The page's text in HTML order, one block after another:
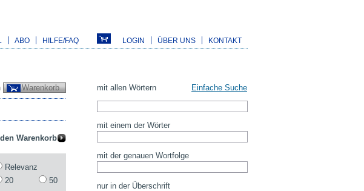
ABO HILFE/FAQ LOGIN ÜBER UNS KONTAKT
Warenkorb
Relevanz
20 50
mit allen Wörtern Einfache Suche
mit einem der Wörter
mit der genauen Wortfolge
nur in der Überschrift